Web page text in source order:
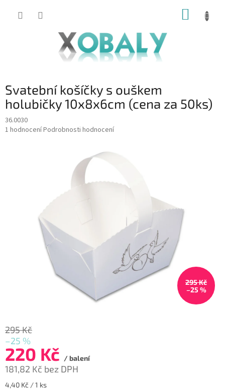
KOŠÍK
Svatební košíčky s ouškem
holubičky 10x8x6cm (cena za 50ks)
36.0030
Průměrné
1 hodnoceníPodrobnosti hodnocení
295 Kč
–25 %
295 Kč
–25 %
220 Kč / balení
181,82 Kč bez DPH
Měrná
4,40 Kč / 1 ks